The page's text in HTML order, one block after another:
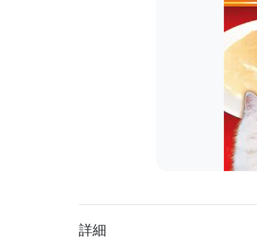
詳細